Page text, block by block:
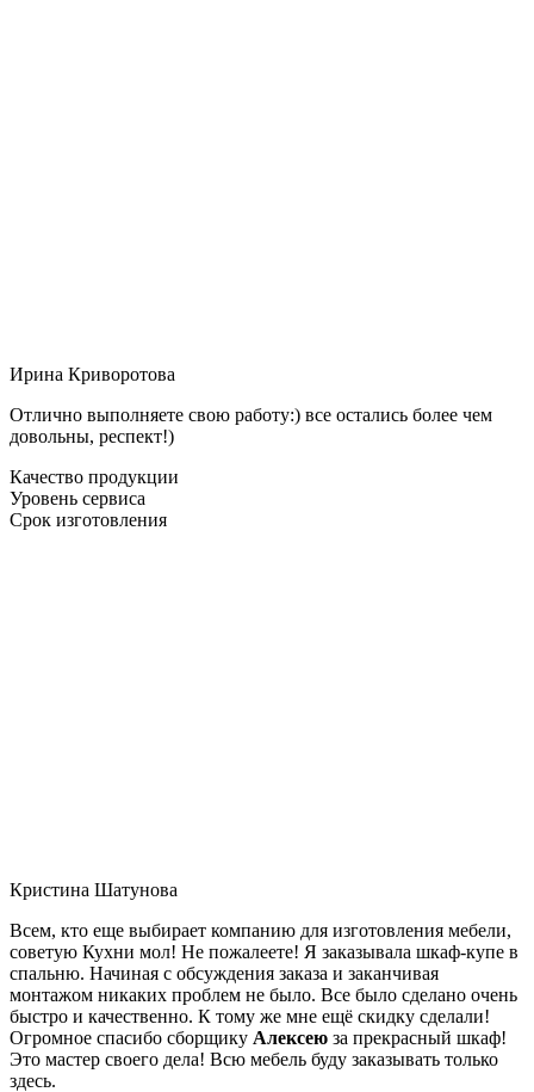
Ирина Криворотова
Отлично выполняете свою работу:) все остались более чем
довольны, респект!)
Качество продукции
Уровень сервиса
Срок изготовления
Кристина Шатунова
Всем, кто еще выбирает компанию для изготовления мебели,
советую Кухни мол! Не пожалеете! Я заказывала шкаф-купе в
спальню. Начиная с обсуждения заказа и заканчивая
монтажом никаких проблем не было. Все было сделано очень
быстро и качественно. К тому же мне ещё скидку сделали!
Огромное спасибо сборщику Алексею за прекрасный шкаф!
Это мастер своего дела! Всю мебель буду заказывать только
здесь.